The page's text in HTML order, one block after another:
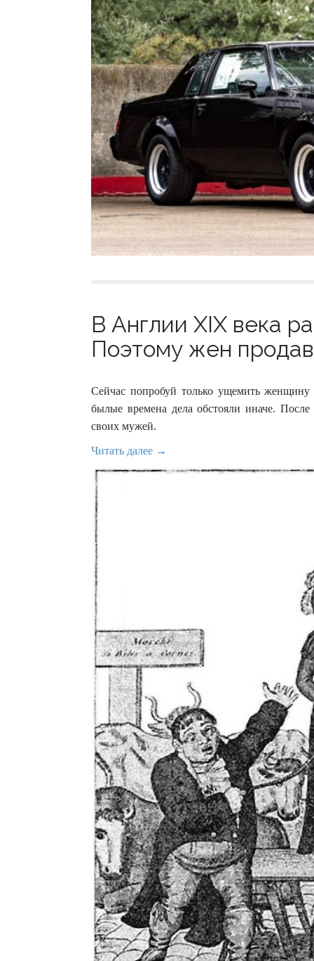
В Англии XIX века
Поэтому жен
Сейчас попробуй только ущемить
былые времена дела обстояли иначе.
своих мужей.
Читать далее →